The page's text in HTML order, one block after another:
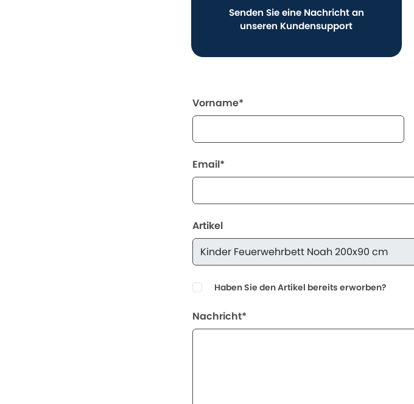
Senden Sie eine Nachricht an
unseren Kundensupport
Vorname*
Email*
Artikel
Haben Sie den Artikel bereits erworben?
Nachricht*